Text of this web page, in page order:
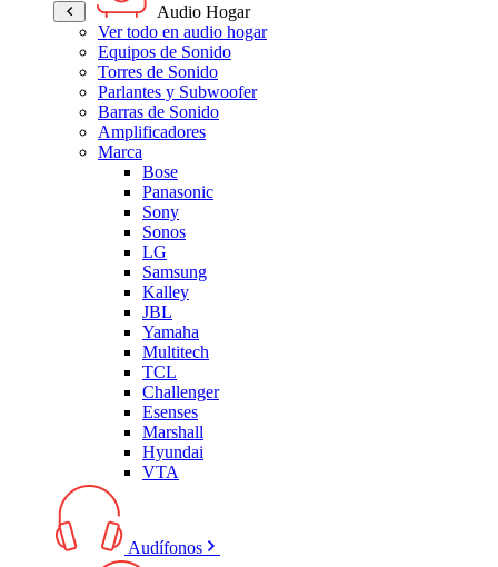
Audio Hogar
Ver todo en audio hogar
Equipos de Sonido
Torres de Sonido
Parlantes y Subwoofer
Barras de Sonido
Amplificadores
Marca
Bose
Panasonic
Sony
Sonos
LG
Samsung
Kalley
JBL
Yamaha
Multitech
TCL
Challenger
Esenses
Marshall
Hyundai
VTA
Audífonos